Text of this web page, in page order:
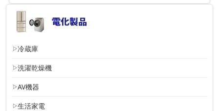
冷蔵庫
洗濯乾燥機
AV機器
生活家電